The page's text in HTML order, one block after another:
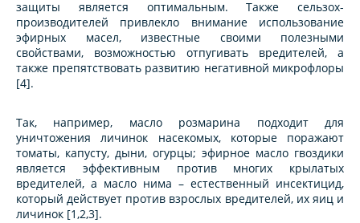
защиты является оптимальным. Также сельзох-
производителей привлекло внимание использование
эфирных масел, известные своими полезными
свойствами, возможностью отпугивать вредителей, а
также препятствовать развитию негативной микрофлоры
[4].
Так, например, масло розмарина подходит для
уничтожения личинок насекомых, которые поражают
томаты, капусту, дыни, огурцы; эфирное масло гвоздики
является эффективным против многих крылатых
вредителей, а масло нима – естественный инсектицид,
который действует против взрослых вредителей, их яиц и
личинок [1,2,3].